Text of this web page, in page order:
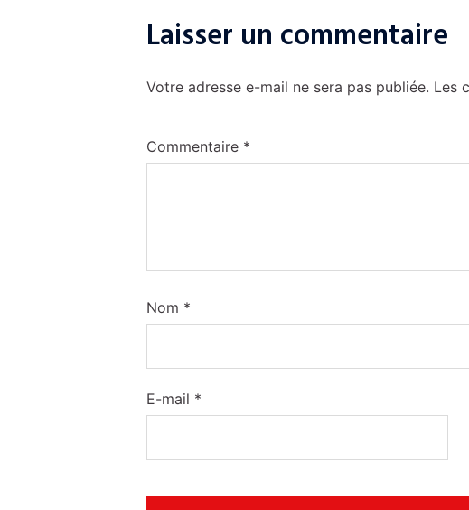
Laisser un commentaire
Votre adresse e-mail ne sera pas publiée. Les
Commentaire *
Nom *
E-mail *